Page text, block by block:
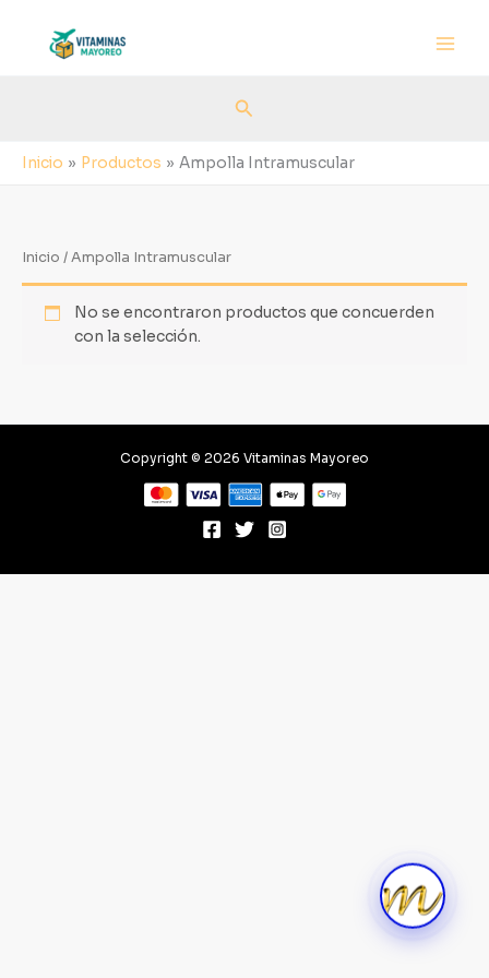
contenido
Buscar
Inicio Productos Ampolla Intramuscular
Inicio / Ampolla Intramuscular
No se encontraron productos que concuerden
con la selección.
Copyright © 2026 Vitaminas Mayoreo